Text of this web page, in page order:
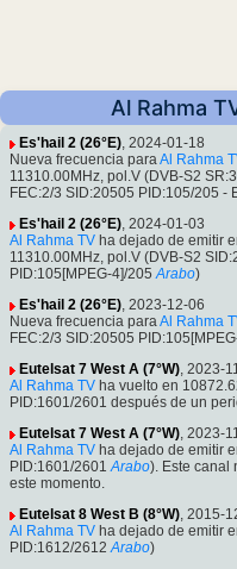
Al Rahma
Es'hail 2 (26°E), 2024-01-18
Nueva frecuencia paraAl Rahma
11310.00MHz, pol.V (DVB-S2
FEC:2/3 SID:20505 PID:105/205 -
Es'hail 2 (26°E), 2024-01-03
Al Rahma TV ha dejado de emitir
11310.00MHz, pol.V (DVB-S2
PID:105[MPEG-4]/205 Arabo)
Es'hail 2 (26°E), 2023-12-06
Nueva frecuencia paraAl Rahma
FEC:2/3 SID:20505
Eutelsat 7 West A (7°W), 2023-
Al Rahma TV ha vuelto en
PID:1601/2601 después de un
Eutelsat 7 West A (7°W), 2023-
Al Rahma TV ha dejado de emitir
PID:1601/2601 Arabo). Este canal
este momento.
Eutelsat 8 West B (8°W), 2015-
Al Rahma TV ha dejado de emitir
PID:1612/2612 Arabo)